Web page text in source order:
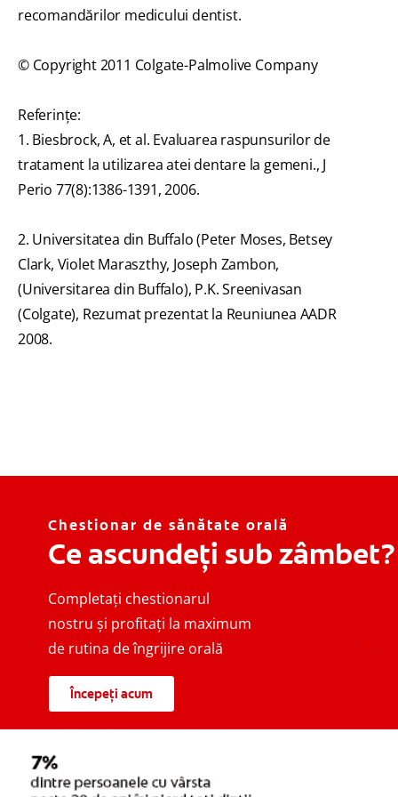
recomandărilor medicului dentist.
© Copyright 2011 Colgate-Palmolive Company
Referințe:
1. Biesbrock, A, et al. Evaluarea raspunsurilor de
tratament la utilizarea atei dentare la gemeni., J
Perio 77(8):1386-1391, 2006.
2. Universitatea din Buffalo (Peter Moses, Betsey
Clark, Violet Maraszthy, Joseph Zambon,
(Universitarea din Buffalo), P.K. Sreenivasan
(Colgate), Rezumat prezentat la Reuniunea AADR
2008.
Chestionar de sănătate orală
Ce ascundeți sub zâmbet?
Completați chestionarul
nostru și profitați la maximum
de rutina de îngrijire orală
Începeți acum